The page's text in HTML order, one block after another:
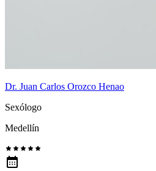
Dr. Juan Carlos Orozco Henao
Sexólogo
Medellín